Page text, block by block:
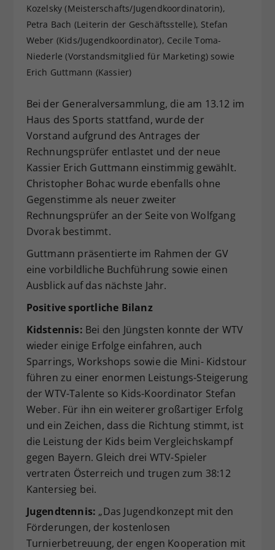
Kozelsky (Meisterschafts/Jugendkoordinatorin),
Petra Bach (Leiterin der Geschäftsstelle), Stefan
Weber (Kids/Jugendkoordinator), Cecile Toma-
Niederle (Vorstandsmitglied für Marketing) sowie
Erich Guttmann (Kassier)
Bei der Generalversammlung, die am 13.12 im
Haus des Sports stattfand, wurde der
Vorstand aufgrund des Antrages der
Rechnungsprüfer entlastet und der neue
Kassier Erich Guttmann einstimmig gewählt.
Christopher Bohac wurde ebenfalls ohne
Gegenstimme als neuer zweiter
Rechnungsprüfer an der Seite von Wolfgang
Dvorak bestimmt.
Guttmann präsentierte im Rahmen der GV
eine vorbildliche Buchführung sowie einen
Ausblick auf das nächste Jahr.
Positive sportliche Bilanz
Kidstennis: Bei den Jüngsten konnte der WTV
wieder einige Erfolge einfahren, auch
Sparrings, Workshops sowie die Mini- Kidstour
führen zu einer enormen Leistungs-Steigerung
der WTV-Talente so Kids-Koordinator Stefan
Weber. Für ihn ein weiterer großartiger Erfolg
und ein Zeichen, dass die Richtung stimmt, ist
die Leistung der Kids beim Vergleichskampf
gegen Bayern. Gleich drei WTV-Spieler
vertraten Österreich und trugen zum 38:12
Kantersieg bei.
Jugendtennis: „Das Jugendkonzept mit den
Förderungen, der kostenlosen
Turnierbetreuung, der engen Kooperation mit
Zweck
Dieser Wert speichert Ihre Consent-
Einstellungen. Unter anderem eine
zufällig generierte ID, für die
historische Speicherung Ihrer
vorgenommen Einstellungen, falls der